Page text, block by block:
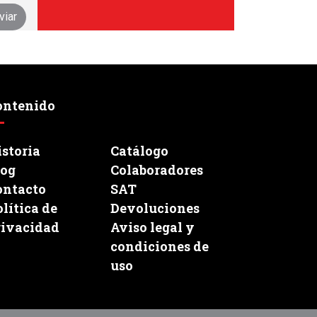
Catálogo
Colaboradores
SAT
de
Devoluciones
Aviso legal y
condiciones de
uso